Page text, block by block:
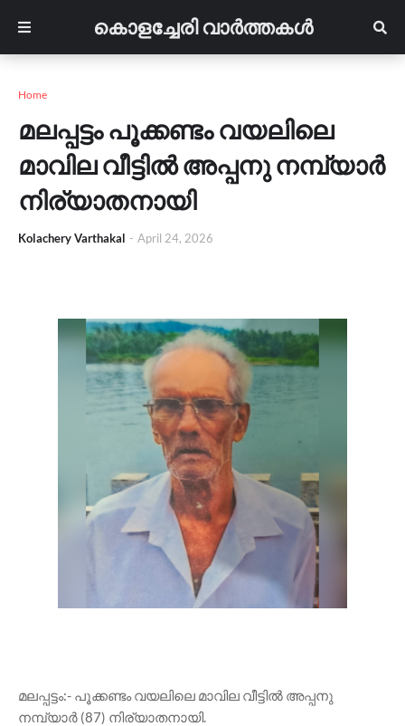
കൊളച്ചേരി വാർത്തകൾ
Home
മലപ്പട്ടം പൂക്കണ്ടം വയലിലെ
മാവില വീട്ടിൽ അപ്പനു നമ്പ്യാർ
നിര്യാതനായി
Kolachery Varthakal - April 24, 2026
മലപ്പട്ടം:- പൂക്കണ്ടം വയലിലെ മാവില വീട്ടിൽ അപ്പനു
നമ്പ്യാർ (87) നിര്യാതനായി.